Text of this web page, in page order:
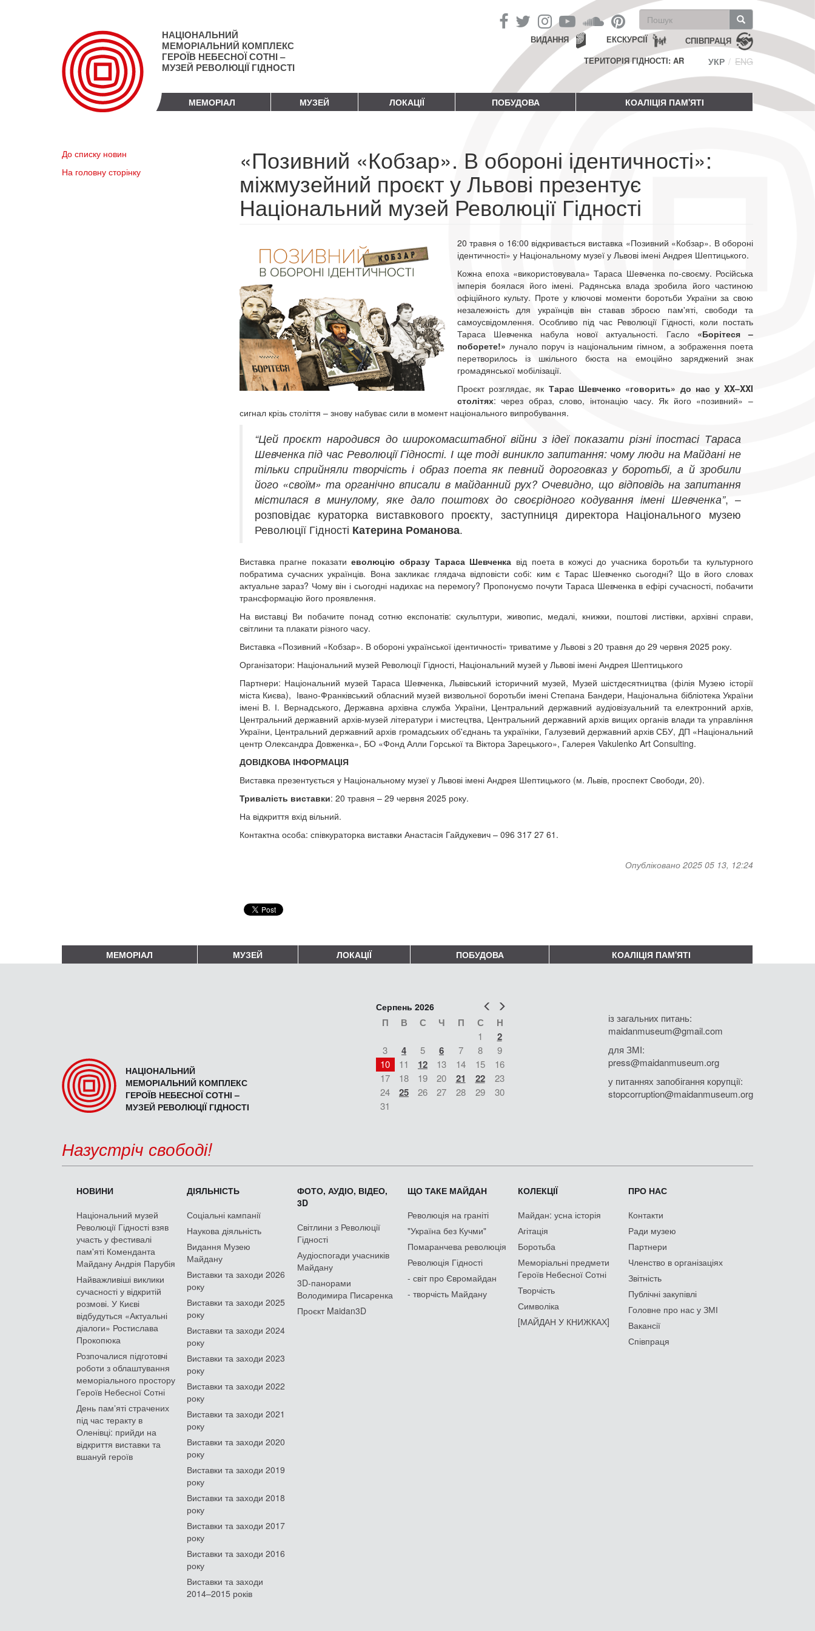
НАЦІОНАЛЬНИЙ
МЕМОРІАЛЬНИЙ КОМПЛЕКС
ГЕРОЇВ НЕБЕСНОЇ СОТНІ –
МУЗЕЙ РЕВОЛЮЦІЇ ГІДНОСТІ
Пошукова
форма
Пошук СПІВПРАЦЯ
ЕКСКУРСІЇ
ВИДАННЯ
ТЕРИТОРІЯ ГІДНОСТІ: AR
УКР ENG
МЕМОРІАЛ МУЗЕЙ ЛОКАЦІЇ ПОБУДОВА КОАЛІЦІЯ ПАМ'ЯТІ
До списку новин
На головну сторінку
«Позивний «Кобзар». В обороні ідентичності»:
міжмузейний проєкт у Львові презентує
Національний музей Революції Гідності
20 травня о 16:00 відкривається виставка «Позивний «Кобзар». В обороні
ідентичності» у Національному музеї у Львові імені Андрея Шептицького.
Кожна епоха «використовувала» Тараса Шевченка по-своєму. Російська
імперія боялася його імені. Радянська влада зробила його частиною
офіційного культу. Проте у ключові моменти боротьби України за свою
незалежність для українців він ставав зброєю пам'яті, свободи та
самоусвідомлення. Особливо під час Революції Гідності, коли постать
Тараса Шевченка набула нової актуальності. Гасло «Борітеся –
поборете!» лунало поруч із національним гімном, а зображення поета
перетворилось із шкільного бюста на емоційно заряджений знак
громадянської мобілізації.
Проєкт розглядає, як Тарас Шевченко «говорить» до нас у XX–XXI
столітях: через образ, слово, інтонацію часу. Як його «позивний» –
сигнал крізь століття – знову набуває сили в момент національного випробування.
“Цей проєкт народився до широкомасштабної війни з ідеї показати різні іпостасі Тараса
Шевченка під час Революції Гідності. І ще тоді виникло запитання: чому люди на Майдані не
тільки сприйняли творчість і образ поета як певний дороговказ у боротьбі, а й зробили
його «своїм» та органічно вписали в майданний рух? Очевидно, що відповідь на запитання
містилася в минулому, яке дало поштовх до своєрідного кодування імені Шевченка”, –
розповідає кураторка виставкового проєкту, заступниця директора Національного музею
Революції Гідності Катерина Романова.
Виставка прагне показатиеволюцію образу Тараса Шевченка від поета в кожусі до учасника боротьби та культурного
побратима сучасних українців. Вона закликає глядача відповісти собі: ким є Тарас Шевченко сьогодні? Що в його словах
актуальне зараз? Чому він і сьогодні надихає на перемогу? Пропонуємо почути Тараса Шевченка в ефірі сучасності, побачити
трансформацію його проявлення.
На виставці Ви побачите понад сотню експонатів: скульптури, живопис, медалі, книжки, поштові листівки, архівні справи,
світлини та плакати різного часу.
Виставка «Позивний «Кобзар». В обороні української ідентичності» триватиме у Львові з 20 травня до 29 червня 2025 року.
Організатори: Національний музей Революції Гідності, Національний музей у Львові імені Андрея Шептицького
Партнери: Національний музей Тараса Шевченка, Львівський історичний музей, Музей шістдесятництва (філія Музею історії
міста Києва), Івано-Франківський обласний музей визвольної боротьби імені Степана Бандери, Національна бібліотека України
імені В. І. Вернадського, Державна архівна служба України, Центральний державний аудіовізуальний та електронний архів,
Центральний державний архів-музей літератури і мистецтва, Центральний державний архів вищих органів влади та управління
України, Центральний державний архів громадських об'єднань та україніки, Галузевий державний архів СБУ, ДП «Національний
центр Олександра Довженка», БО «Фонд Алли Горської та Віктора Зарецького», Галерея Vakulenko Art Consulting.
ДОВІДКОВА ІНФОРМАЦІЯ
Виставка презентується у Національному музеї у Львові імені Андрея Шептицького (м. Львів, проспект Свободи, 20).
Тривалість виставки: 20 травня – 29 червня 2025 року.
На відкриття вхід вільний.
Контактна особа: співкураторка виставки Анастасія Гайдукевич – 096 317 27 61.
Опубліковано 2025 05 13, 12:24
МЕМОРІАЛ МУЗЕЙ ЛОКАЦІЇ ПОБУДОВА КОАЛІЦІЯ ПАМ'ЯТІ
НАЦІОНАЛЬНИЙ
МЕМОРІАЛЬНИЙ КОМПЛЕКС
ГЕРОЇВ НЕБЕСНОЇ СОТНІ –
МУЗЕЙ РЕВОЛЮЦІЇ ГІДНОСТІ
Попер
Серпень 2026
П В С Ч П С Н
1 2
3 4 5 6 7 8
9
10
11 12 13 14 15
16
17
18 19 20 21 22
23
24
25 26 27 28 29
30
31
із загальних питань:
maidanmuseum@gmail.com
для ЗМІ:
press@maidanmuseum.org
у питаннях запобігання корупції:
stopcorruption@maidanmuseum.org
Назустріч свободі!
НОВИНИ
Національний музей
Революції Гідності взяв
участь у фестивалі
пам'яті Коменданта
Майдану Андрія Парубія
Найважливіші виклики
сучасності у відкритій
розмові. У Києві
відбудуться «Актуальні
діалоги» Ростислава
Прокопюка
Розпочалися підготовчі
роботи з облаштування
меморіального простору
Героїв Небесної Сотні
День памʼяті страчених
під час теракту в
Оленівці: прийди на
відкриття виставки та
вшануй героїв
ДІЯЛЬНІСТЬ
Соціальні кампанії
Наукова діяльність
Видання Музею
Майдану
Виставки та заходи 2026
року
Виставки та заходи 2025
року
Виставки та заходи 2024
року
Виставки та заходи 2023
року
Виставки та заходи 2022
року
Виставки та заходи 2021
року
Виставки та заходи 2020
року
Виставки та заходи 2019
року
Виставки та заходи 2018
року
Виставки та заходи 2017
року
Виставки та заходи 2016
року
Виставки та заходи
2014–2015 років
ФОТО, АУДІО, ВІДЕО,
3D
Світлини з Революції
Гідності
Аудіоспогади учасників
Майдану
3D-панорами
Володимира Писаренка
Проєкт Maidan3D
ЩО ТАКЕ МАЙДАН
Революція на граніті
"Україна без Кучми"
Помаранчева революція
Революція Гідності
- світ про Євромайдан
- творчість Майдану
КОЛЕКЦІЇ
Майдан: усна історія
Агітація
Боротьба
Меморіальні предмети
Героїв Небесної Сотні
Творчість
Символіка
[МАЙДАН У КНИЖКАХ]
ПРО НАС
Контакти
Ради музею
Партнери
Членство в організаціях
Звітність
Публічні закупівлі
Головне про нас у ЗМІ
Вакансії
Співпраця